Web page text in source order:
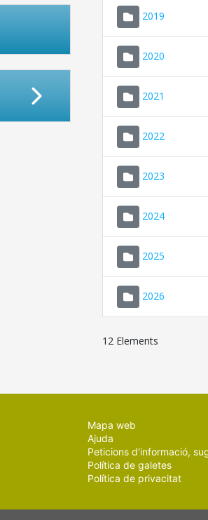
2019
2020
2021
2022
2023
2024
2025
2026
12 Elements
Mapa web
Ajuda
Peticions d'informació,
Política de galetes
Política de privacitat